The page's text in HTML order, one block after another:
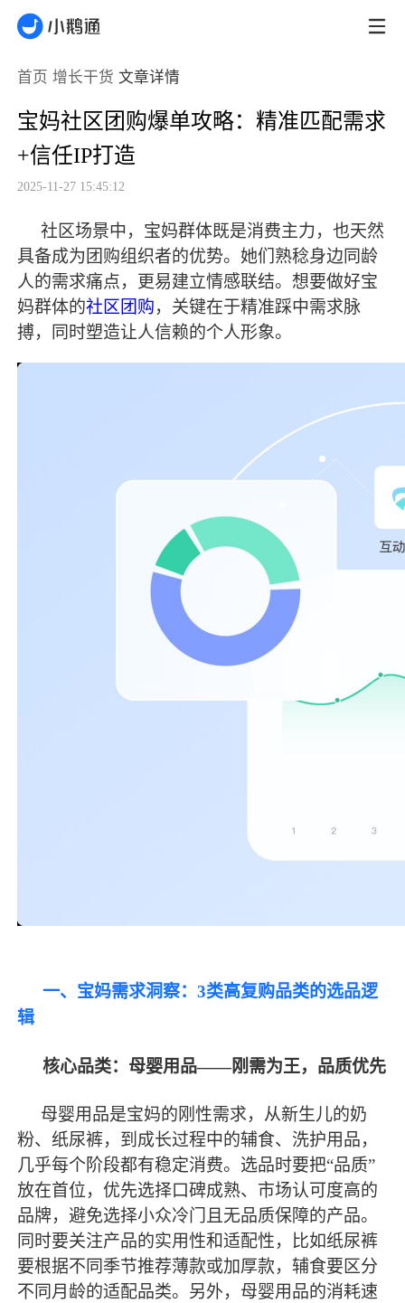
首页 增长干货 文章详情
宝妈社区团购爆单攻略：精准匹配需求
+信任IP打造
2025-11-27 15:45:12
社区场景中，宝妈群体既是消费主力，也天然
具备成为团购组织者的优势。她们熟稔身边同龄
人的需求痛点，更易建立情感联结。想要做好宝
妈群体的社区团购，关键在于精准踩中需求脉
搏，同时塑造让人信赖的个人形象。
一、宝妈需求洞察：3类高复购品类的选品逻
辑
核心品类：母婴用品——刚需为王，品质优先
母婴用品是宝妈的刚性需求，从新生儿的奶
粉、纸尿裤，到成长过程中的辅食、洗护用品，
几乎每个阶段都有稳定消费。选品时要把“品质”
放在首位，优先选择口碑成熟、市场认可度高的
品牌，避免选择小众冷门且无品质保障的产品。
同时要关注产品的实用性和适配性，比如纸尿裤
要根据不同季节推荐薄款或加厚款，辅食要区分
不同月龄的适配品类。另外，母婴用品的消耗速